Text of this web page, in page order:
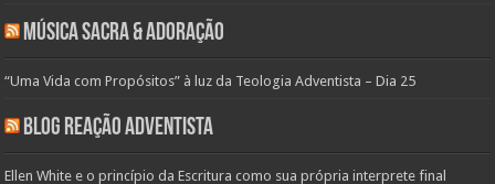
Música Sacra & Adoração
“Uma Vida com Propósitos” à luz da Teologia Adventista – Dia 25
Blog Reação Adventista
Ellen White e o princípio da Escritura como sua própria interprete final